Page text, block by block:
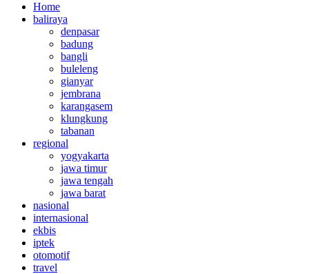
Home
baliraya
denpasar
badung
bangli
buleleng
gianyar
jembrana
karangasem
klungkung
tabanan
regional
yogyakarta
jawa timur
jawa tengah
jawa barat
nasional
internasional
ekbis
iptek
otomotif
travel